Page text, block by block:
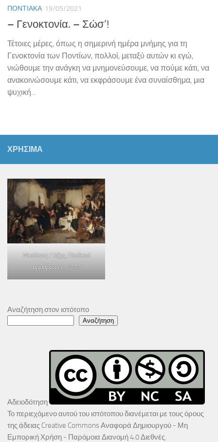
ΠΟΝΤΙΑΚΆ 19/05/2021
– Γενοκτονία. – Σώσ’!
Τέτοιες μέρες, όπως η σημερινή ημέρα μνήμης για τη
Γενοκτονία των Ποντίων, πολλοί, μεταξύ αυτών κι εγώ,
νιώθουμε την ανάγκη να μνημονεύσουμε, να πούμε κάτι, να
ανακοινώσουμε κάτι, να εκφράσουμε ένα συναίσθημα, μια
ψυχική...
ΧΡΗΣΙΜΑ
Νικόλαος Γύζης,Παιδικοί
αρραβώνες, 1877
Αναζήτηση στον ιστότοπο
Αναζήτηση
Αδειοδότηση
Το περιεχόμενο αυτού του ιστότοπου διανέμεται με τους όρους
της άδειας Creative Commons Αναφορά Δημιουργού - Μη
Εμπορική Χρήση - Παρόμοια Διανομή 4.0 Διεθνές.